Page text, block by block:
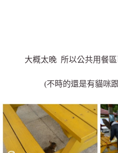
大概太晚 所以公共用餐
(不時的還是有貓咪